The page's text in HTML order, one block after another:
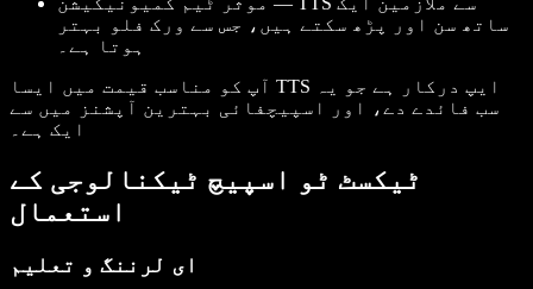
ساتھ سن اور پڑھ سکتے ہیں، جس سے ورک فلو بہتر
ہوتا ہے۔
آپ کو مناسب قیمت میں ایسا TTS ایپ درکار ہے جو یہ
سب فائدے دے، اور اسپیچفائی بہترین آپشنز میں سے
ایک ہے۔
ٹیکسٹ ٹو اسپیچ ٹیکنالوجی کے
استعمال
ای لرننگ و تعلیم